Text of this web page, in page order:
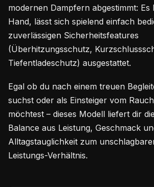
modernen Dampfern abgestimmt: Es
Hand, lässt sich spielend einfach
zuverlässigen Sicherheitsfeatures
(Überhitzungsschutz,
Tiefentladeschutz) ausgestattet.
Egal ob du nach einem treuen
suchst oder als Einsteiger vom
möchtest – dieses Modell liefert dir
Balance aus Leistung, Geschmack
Alltagstauglichkeit zum
Leistungs-Verhältnis.